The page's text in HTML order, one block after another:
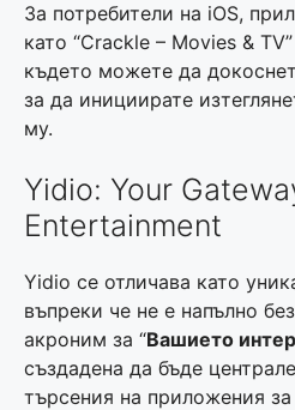
За потребители на iOS,
като “Crackle – Movies &
където можете да
за да инициирате
му.
Yidio: Your
Entertainment
Yidio се отличава като
въпреки че не е напълно
акроним за “Вашието
създадена да бъде
търсения на приложения